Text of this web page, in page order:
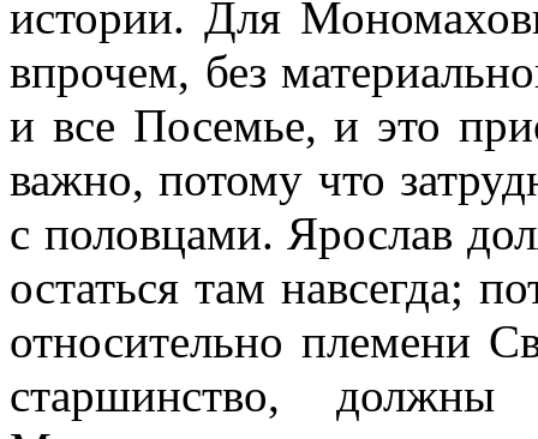
истории. Для
впрочем, без
и все Посемье, и это
важно, потому что
с половцами. Ярослав
остаться там навсегда;
относительно племени
старшинство,